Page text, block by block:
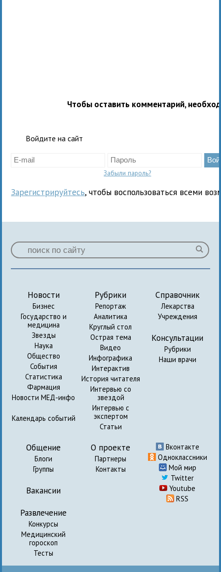
Чтобы оставить комментарий,
Войдите на сайт
Забыли пароль?
Зарегистрируйтесь, чтобы воспользоваться всеми
Новости
Бизнес
Государство и
медицина
Звезды
Наука
Общество
События
Статистика
Фармация
Новости МЕД-инфо
Календарь событий
Рубрики
Репортаж
Аналитика
Круглый стол
Острая тема
Видео
Инфографика
Интерактив
История читателя
Интервью со
звездой
Интервью с
экспертом
Статьи
Справочник
Лекарства
Учреждения
Консультации
Рубрики
Наши врачи
Общение
Блоги
Группы
Вакансии
Развлечение
Конкурсы
Медицинский
гороскоп
Тесты
О проекте
Партнеры
Контакты
Вконтакте
Одноклассники
Мой мир
Twitter
Youtube
RSS